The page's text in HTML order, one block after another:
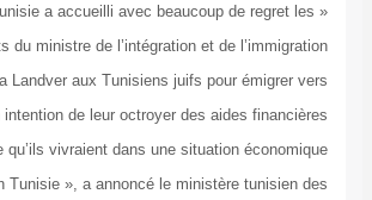
« La Tunisie a accueilli avec beaucoup de
encouragements du ministre de l’intégration et de
israélienne Sofia Landver aux Tunisiens juifs pour
en Israël et son intention de leur octroyer des aides
sous prétexte qu’ils vivraient dans une situation
difficile en Tunisie », a annoncé le ministère